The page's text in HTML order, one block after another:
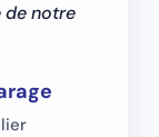
de notre